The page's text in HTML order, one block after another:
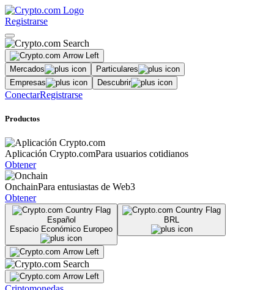
Registrarse
Mercados
Particulares
Empresas
Descubrir
ConectarRegistrarse
Productos
Aplicación Crypto.comPara usuarios cotidianos
Obtener
OnchainPara entusiastas de Web3
Obtener
Español
Espacio Económico Europeo
BRL